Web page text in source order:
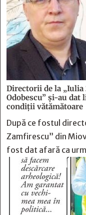
Directorii de la „Iulia
Odobescu” și-au
condiții vătămătoare
După ce fostul
Zamfirescu” din
fost dat afară ca